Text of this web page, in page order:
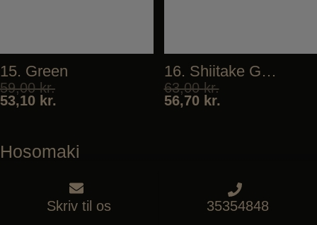
15. Green
59,00kr.
53,10 kr.
16. Shiitake Goma-ae
63,00kr.
56,70 kr.
Hosomaki
Tilbud
Tilbud
Skriv til os 35354848